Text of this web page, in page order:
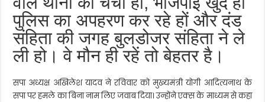
पुलिस का अपहरण कर रहे हों और दंड
संहिता की जगह बुलडोजर संहिता ने ले
ली हो। वे मौन ही रहें तो बेहतर है।
सपा अध्यक्ष अखिलेश यादव ने रविवार को मुख्यमंत्री योगी आदित्यनाथ के
सपा पर हमले का बिना नाम लिए जवाब दिया। उन्होंने एक्स के माध्यम से कहा